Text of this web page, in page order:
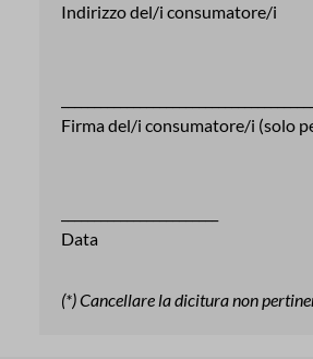
Indirizzo del/i consumatore/i
Firma del/i consumatore/i (solo
Data
(*) Cancellare la dicitura non